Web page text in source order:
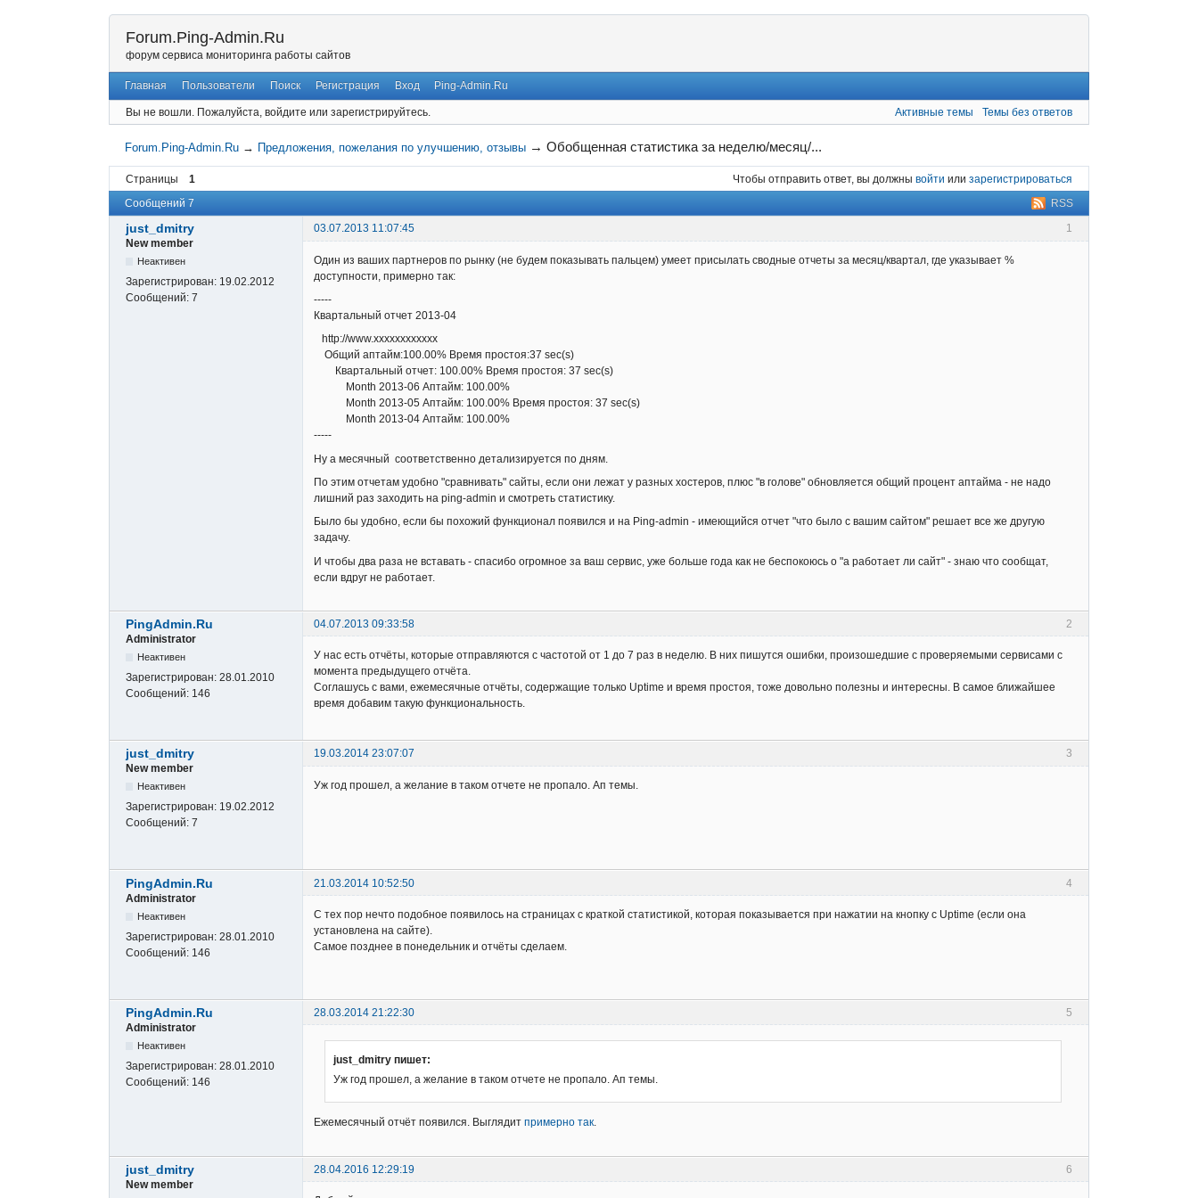
Forum.Ping-Admin.Ru
форум сервиса мониторинга работы сайтов
Главная Пользователи Поиск Регистрация Вход Ping-Admin.Ru
Вы не вошли. Пожалуйста, войдите или зарегистрируйтесь. Активные темы Темы без ответов
Forum.Ping-Admin.Ru → Предложения, пожелания по улучшению, отзывы →Обобщенная статистика за неделю/месяц/...
Страницы 1 Чтобы отправить ответ, вы должны войти или зарегистрироваться
RSS
Сообщений 7
1
just_dmitry
03.07.2013 11:07:45
New member
Неактивен
Зарегистрирован: 19.02.2012
Сообщений: 7
Один из ваших партнеров по рынку (не будем показывать пальцем) умеет присылать сводные отчеты за месяц/квартал, где указывает %
доступности, примерно так:
-----
Квартальный отчет 2013-04
http://www.хххххххххххх
Общий аптайм:100.00% Время простоя:37 sec(s)
Квартальный отчет: 100.00% Время простоя: 37 sec(s)
Month 2013-06 Аптайм: 100.00%
Month 2013-05 Аптайм: 100.00% Время простоя: 37 sec(s)
Month 2013-04 Аптайм: 100.00%
-----
Ну а месячный соответственно детализируется по дням.
По этим отчетам удобно "сравнивать" сайты, если они лежат у разных хостеров, плюс "в голове" обновляется общий процент аптайма - не надо
лишний раз заходить на ping-admin и смотреть статистику.
Было бы удобно, если бы похожий функционал появился и на Ping-admin - имеющийся отчет "что было с вашим сайтом" решает все же другую
задачу.
И чтобы два раза не вставать - спасибо огромное за ваш сервис, уже больше года как не беспокоюсь о "а работает ли сайт" - знаю что сообщат,
если вдруг не работает.
2
PingAdmin.Ru
04.07.2013 09:33:58
Administrator
Неактивен
Зарегистрирован: 28.01.2010
Сообщений: 146
У нас есть отчёты, которые отправляются с частотой от 1 до 7 раз в неделю. В них пишутся ошибки, произошедшие с проверяемыми сервисами с
момента предыдущего отчёта.
Соглашусь с вами, ежемесячные отчёты, содержащие только Uptime и время простоя, тоже довольно полезны и интересны. В самое ближайшее
время добавим такую функциональность.
3
just_dmitry
19.03.2014 23:07:07
New member
Неактивен
Зарегистрирован: 19.02.2012
Сообщений: 7
Уж год прошел, а желание в таком отчете не пропало. Ап темы.
4
PingAdmin.Ru
21.03.2014 10:52:50
Administrator
Неактивен
Зарегистрирован: 28.01.2010
Сообщений: 146
С тех пор нечто подобное появилось на страницах с краткой статистикой, которая показывается при нажатии на кнопку с Uptime (если она
установлена на сайте).
Самое позднее в понедельник и отчёты сделаем.
5
PingAdmin.Ru
28.03.2014 21:22:30
Administrator
Неактивен
Зарегистрирован: 28.01.2010
Сообщений: 146
just_dmitry пишет:
Уж год прошел, а желание в таком отчете не пропало. Ап темы.
Ежемесячный отчёт появился. Выглядит примерно так.
6
just_dmitry
28.04.2016 12:29:19
New member